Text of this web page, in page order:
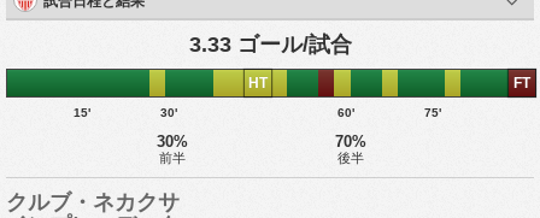
3.33 ゴール/試合
15' 30'
HT
60' 75'
FT
30%
前半
70%
後半
クルブ・ネカクサ